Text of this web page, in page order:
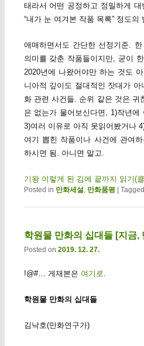
태라서 어떤 공정하고 정밀하게
“내가 눈 여겨본 작품 목록” 정도의
애매하면서도 간단한 선정기준.
의미를 갖춘 작품들이지만, 굳이
2020년에 나왔어야만 하는 것도
니아적 깊이도 절대적인 잣대가
화 관련 사건들. 순위 같은 것은 귀
은 없는가 물어보신다면, 1)작년에
3)여러 이유로 아직 못읽어봤거나
여기 뽑힌 작품이나 사건에 관여
하시면 됨. 아니면 말고.
기왕 이렇게 된 김에 끝까지 읽기(
Posted in 만화세설, 만화품평 Tagged
학원물 만화의 십대들 [지금,
Posted on 2019. 12. 27.
!@#… 게재본은 여기로.
학원물 만화의 십대들
김낙호(만화연구가)